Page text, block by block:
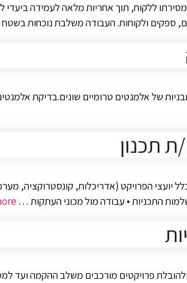
ללקוח, תוך אחריות מלאה לעמידה ביעדי
ספקים ולקוחות. העבודה משלבת נוכחות
של אלמנטים טרומיים שונים.בדיקת אלמנטים
תכנון
הפרויקט (אדריכלות, קונסטרוקציה,
התכניות • עבודה מול מכוני העתקות …
פרויקטים מורכבים משלב ההקמה ועד